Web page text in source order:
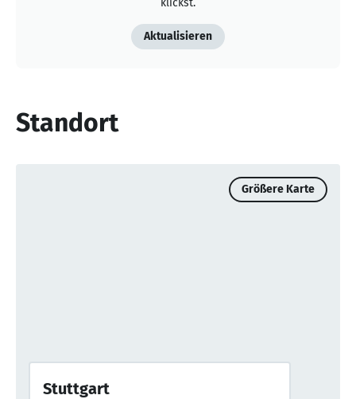
Aktualisieren
Standort
Größere Karte
Stuttgart